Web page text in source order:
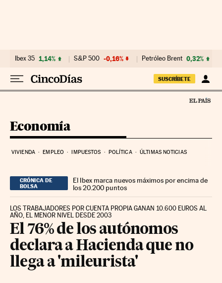
Ibex 35 1,14% S&P 500 -0,16% Petróleo Brent 0,32%
SUSCRÍBETE
Economía
VIVIENDA EMPLEO IMPUESTOS POLÍTICA ÚLTIMAS NOTICIAS
CRÓNICA DE
BOLSA
El Ibex marca nuevos máximos por encima de
los 20.200 puntos
LOS TRABAJADORES POR CUENTA PROPIA GANAN 10.600 EUROS AL
AÑO, EL MENOR NIVEL DESDE 2003
El 76% de los autónomos
declara a Hacienda que no
llega a 'mileurista'